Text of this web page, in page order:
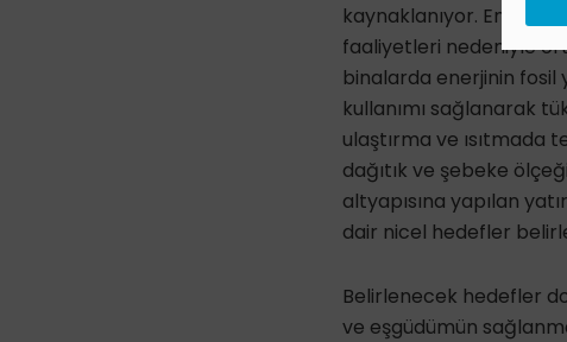
kaynaklanıyor. Enerji
faaliyetleri nedeniyle
binalarda enerjinin fosil
kullanımı sağlanarak
ulaştırma ve ısıtmada
dağıtık ve şebeke
altyapısına yapılan
dair nicel hedefler
Belirlenecek hedefler
ve eşgüdümün